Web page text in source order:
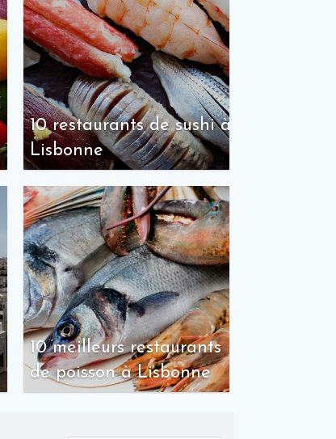
10 restaurants de sushi à
Lisbonne
10 meilleurs restaurants
de poisson à Lisbonne